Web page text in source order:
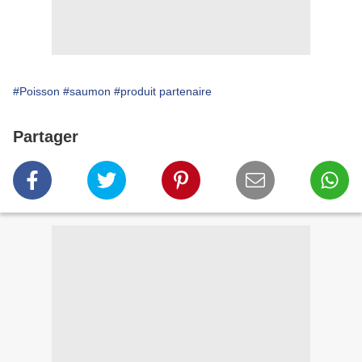
#Poisson #saumon #produit partenaire
Partager